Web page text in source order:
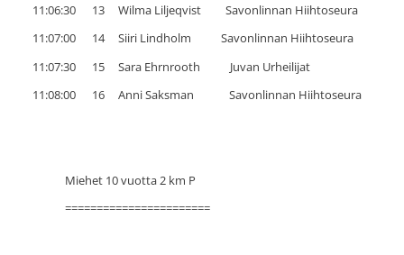
11:06:30 13 Wilma Liljeqvist Savonlinnan Hiihtoseura
11:07:00 14 Siiri Lindholm Savonlinnan Hiihtoseura
11:07:30 15 Sara Ehrnrooth Juvan Urheilijat
11:08:00 16 Anni Saksman Savonlinnan Hiihtoseura
Miehet 10 vuotta 2 km P
=======================